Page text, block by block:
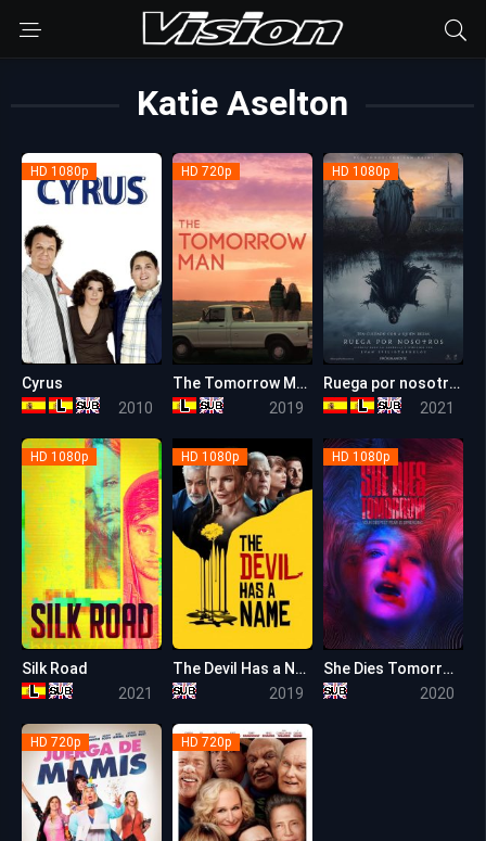
Katie Aselton
HD 1080p
Cyrus
2010
HD 720p
The Tomorrow Man (El hombre del mañana)
2019
HD 1080p
Ruega por nosotros
2021
HD 1080p
Silk Road
2021
HD 1080p
The Devil Has a Name
2019
HD 1080p
She Dies Tomorrow
2020
HD 720p HD 720p